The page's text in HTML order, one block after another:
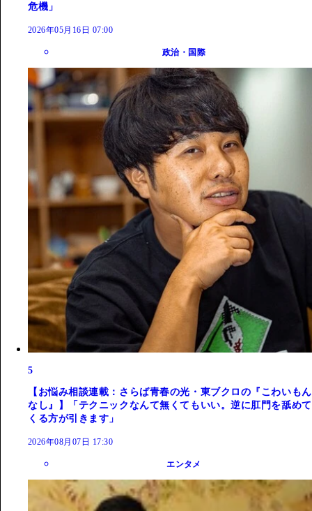
危機」
2026年05月16日 07:00
政治・国際
5
【お悩み相談連載：さらば青春の光・東ブクロの『こわいもん
なし』】「テクニックなんて無くてもいい。逆に肛門を舐めて
くる方が引きます」
2026年08月07日 17:30
エンタメ